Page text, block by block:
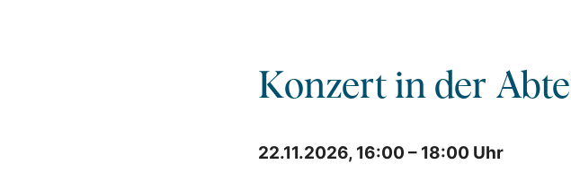
Konzert in der
22.11.2026, 16:00 – 18:00 Uhr